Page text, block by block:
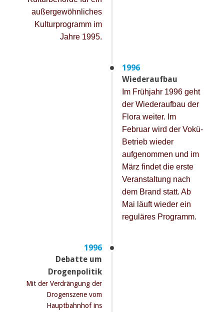
außergewöhnliches
Kulturprogramm im
Jahre 1995.
1996
Wiederaufbau
Im Frühjahr 1996 geht
der Wiederaufbau der
Flora weiter. Im
Februar wird der Vokü-
Betrieb wieder
aufgenommen und im
März findet die erste
Veranstaltung nach
dem Brand statt. Ab
Mai läuft wieder ein
reguläres Programm.
1996
Debatte um
Drogenpolitik
Mit der Verdrängung der
Drogenszene vom
Hauptbahnhof ins